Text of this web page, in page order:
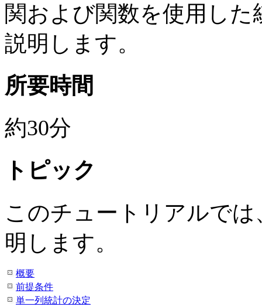
関および関数を使用し
説明します。
所要時間
約30分
トピック
このチュートリアルで
明します。
概要
前提条件
単一列統計の決定